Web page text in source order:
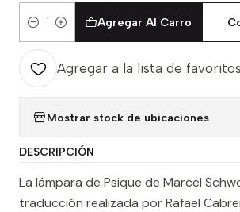
Cantidad
Agregar Al Carro
Agregar a la lista de favoritos
Mostrar stock de ubicaciones
DESCRIPCIÓN
La lámpara de Psique de Marcel
traducción realizada por Rafael